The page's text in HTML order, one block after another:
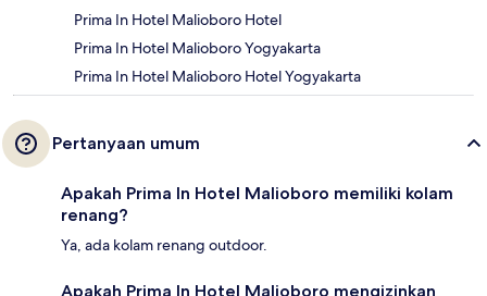
Prima In Hotel Malioboro Hotel
Prima In Hotel Malioboro Yogyakarta
Prima In Hotel Malioboro Hotel Yogyakarta
Pertanyaan umum
Apakah Prima In Hotel Malioboro memiliki kolam
renang?
Ya, ada kolam renang outdoor.
Apakah Prima In Hotel Malioboro mengizinkan